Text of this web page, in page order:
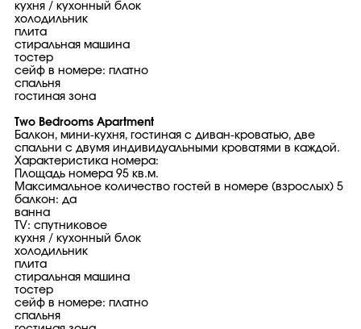
кухня / кухонный блок
холодильник
плита
стиральная машина
тостер
сейф в номере: платно
спальня
гостиная зона
Two Bedrooms Apartment
Балкон, мини-кухня, гостиная с диван-кроватью, две
спальни с двумя индивидуальными кроватями в каждой.
Характеристика номера:
Площадь номера 95 кв.м.
Максимальное количество гостей в номере (взрослых) 5
балкон: да
ванна
TV: спутниковое
кухня / кухонный блок
холодильник
плита
стиральная машина
тостер
сейф в номере: платно
спальня